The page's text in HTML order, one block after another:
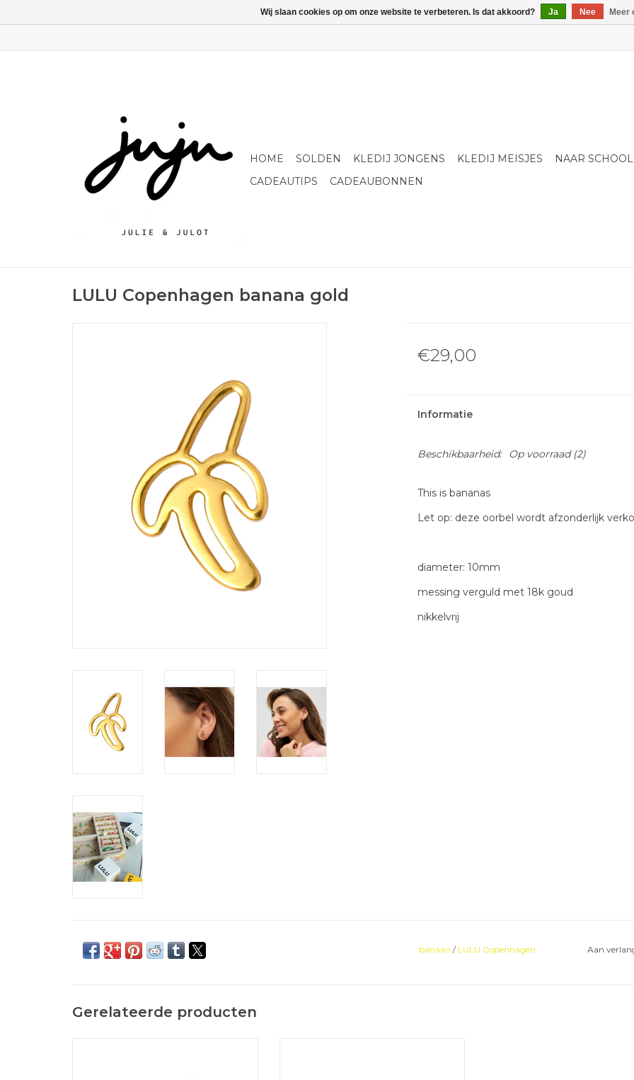
HOME SOLDEN KLEDIJ JONGENS KLEDIJ MEISJES NAAR SCHOOL
CADEAUTIPS
CADEAUBONNEN
LULU Copenhagen banana gold
€29,00
Informatie
Beschikbaarheid: Op voorraad(2)
This is bananas
Let op: deze oorbel wordt afzonderlijk
diameter: 10mm
messing verguld met 18k goud
nikkelvrij
banaan / LULU Copenhagen Aan
Gerelateerde producten
Wij slaan cookies op om onze website te verbeteren. Is dat akkoord? Ja Nee Meer